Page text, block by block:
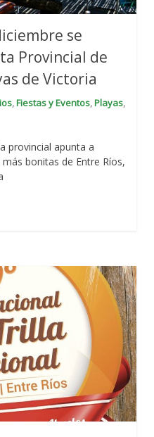
se
Provincial de
de Victoria
,Fiestas y Eventos,Playas,
provincial apunta a
bonitas de Entre Ríos,